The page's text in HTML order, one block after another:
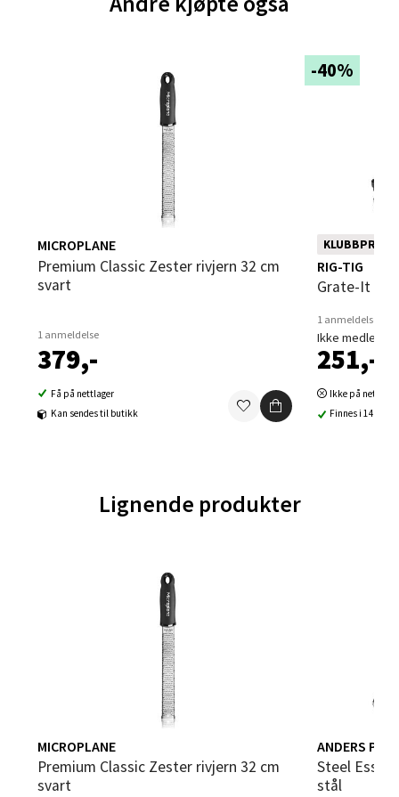
MICROPLANE
Premium Classic Zester rivjern 32 cm
svart
1 anmeldelse
379,-
Få på nettlager
Kan sendes til butikk
-40%
KLUBBPRIS
RIG-TIG
Grate-It
1 anmeldelse
Ikke medlem
251,-
Ikke på
Finnes i 14
Lignende produkter
MICROPLANE
Premium Classic Zester rivjern 32 cm
svart
ANDERS
Steel Essentials rivjern fint 31,5 cm
stål
Bergen - Thon Senter Sartor
Sartorvegen 12, 5353 Straume
Åpent i dag 10-21
Velg
Åpent i dag 09-21
Ski - Thon Senter Ski
Ski Storsenter, Jernbanesvingen 6, 1400 Ski
0 i butikk